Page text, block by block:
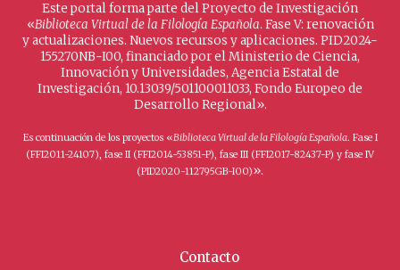
Este portal forma parte del Proyecto de Investigación
«Biblioteca Virtual de la Filología Española. Fase V: renovación
y actualizaciones. Nuevos recursos y aplicaciones. PID2024-
155270NB-I00, financiado por el Ministerio de Ciencia,
Innovación y Universidades, Agencia Estatal de
Investigación, 10.13039/501100011033, Fondo Europeo de
Desarrollo Regional».
Es continuación de los proyectos «Biblioteca Virtual de la Filología Española. Fase I
(FFI2011-24107), fase II (FFI2014-53851-P), fase III (FFI2017-82437-P) y fase IV
(PID2020-112795GB-I00)».
Contacto